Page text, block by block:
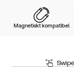
Magnetiskt kompatibel